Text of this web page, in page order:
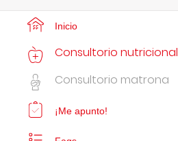
Inicio
Consultorio nutricional
Consultorio matrona
¡Me apunto!